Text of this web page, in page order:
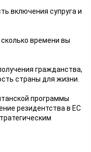
включения супруга и
времени вы
гражданства,
страны для жизни.
программы
резидентства в ЕС